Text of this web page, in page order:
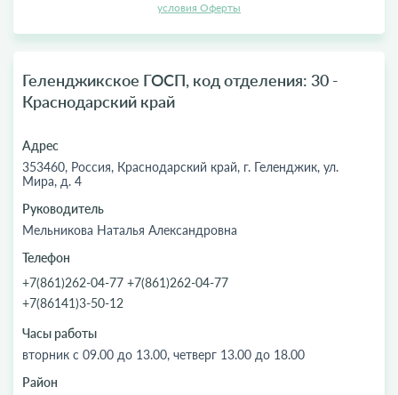
условия Оферты
Геленджикское ГОСП, код отделения: 30 -
Краснодарский край
Адрес
353460, Россия, Краснодарский край, г. Геленджик, ул.
Мира, д. 4
Руководитель
Мельникова Наталья Александровна
Телефон
+7(861)262-04-77 +7(861)262-04-77
+7(86141)3-50-12
Часы работы
вторник с 09.00 до 13.00, четверг 13.00 до 18.00
Район